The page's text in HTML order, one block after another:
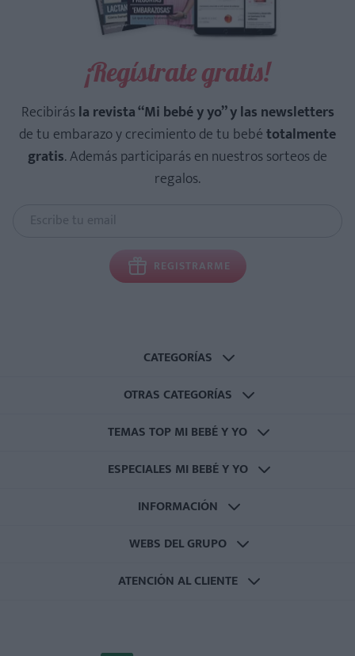
¡Regístrate gratis!
Recibirásla revista “Mi bebé y yo” y las newsletters
de tu embarazo y crecimiento de tu bebétotalmente
gratis. Además participarás en nuestros sorteos de
regalos.
REGISTRARME
CATEGORÍAS
OTRAS CATEGORÍAS
TEMAS TOP MI BEBÉ Y YO
ESPECIALES MI BEBÉ Y YO
INFORMACIÓN
WEBS DEL GRUPO
ATENCIÓN AL CLIENTE